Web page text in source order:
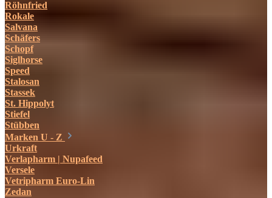
Röhnfried
Rokale
Salvana
Schäfers
Schopf
Siglhorse
Speed
Stalosan
Stassek
St. Hippolyt
Stiefel
Stübben
Marken U - Z
Urkraft
Verlapharm | Nupafeed
Versele
Vetripharm Euro-Lin
Zedan